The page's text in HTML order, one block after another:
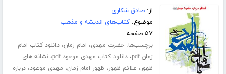
از:صادق شکاری
موضوع:کتاب‌های اندیشه و مذهب
۵۷ صفحه
برچسب‌ها:حضرت مهدی، امام زمان،دانلود کتاب امام
زمان pdf
،دانلود کتاب مهدی موعود pdf ،نشانه های
ظهور، علائم ظهور، ظهور امام زمان، مهدی موعود،درباره